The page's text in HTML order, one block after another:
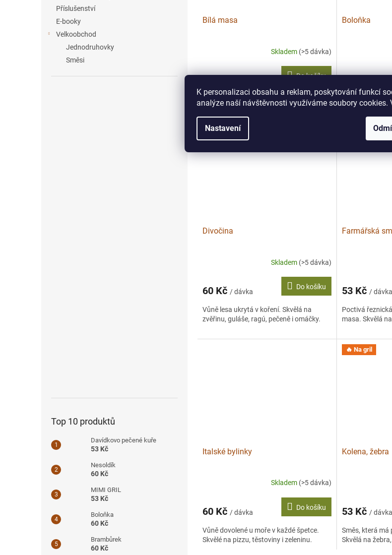
K personalizaci obsahu a reklam, poskytování funkcí
analýze naší návštěvnosti využíváme soubory cookies.
Nastavení
Příslušenství
E-booky
Velkoobchod
Jednodruhovky
Směsi
Top 10 produktů
Davídkovo pečené kuře
53 Kč
Nesoldík
60 Kč
MIMI GRIL
53 Kč
Boloňka
60 Kč
Brambůrek
60 Kč
Bílá masa
Skladem (>5 dávka)
Do košíku
Jemné maso si zaslouží jemné bylinky.
Skvělá na kuře, krůtu, ryby i králíka.
Boloňka
Italská klasika,
do těstovin,
Divočina
Skladem (>5 dávka)
60 Kč / dávka
Do košíku
Vůně lesa ukrytá v koření. Skvělá na
zvěřinu, guláše, ragú, pečeně i omáčky.
Farmářská
53 Kč / dávka
Poctivá
masa. Skvělá
Italské bylinky
Skladem (>5 dávka)
60 Kč / dávka
Do košíku
Vůně dovolené u moře v každé špetce.
Skvělé na pizzu, těstoviny i zeleninu.
🔥 Na gril
Kolena, žebra
53 Kč / dávka
Směs, která má
Skvělá na